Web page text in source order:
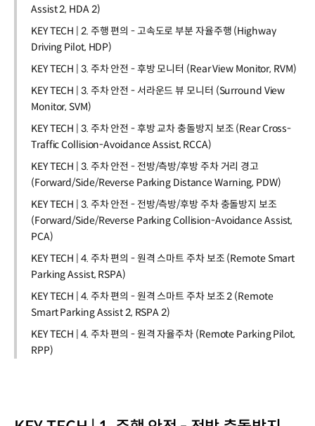
Assist 2, HDA 2)
KEY TECH | 2. 주행 편의 - 고속도로 부분 자율주행 (Highway
Driving Pilot, HDP)
KEY TECH | 3. 주차 안전 - 후방 모니터 (Rear View Monitor, RVM)
KEY TECH | 3. 주차 안전 - 서라운드 뷰 모니터 (Surround View
Monitor, SVM)
KEY TECH | 3. 주차 안전 - 후방 교차 충돌방지 보조 (Rear Cross-
Traffic Collision-Avoidance Assist, RCCA)
KEY TECH | 3. 주차 안전 - 전방/측방/후방 주차 거리 경고
(Forward/Side/Reverse Parking Distance Warning, PDW)
KEY TECH | 3. 주차 안전 - 전방/측방/후방 주차 충돌방지 보조
(Forward/Side/Reverse Parking Collision-Avoidance Assist,
PCA)
KEY TECH | 4. 주차 편의 - 원격 스마트 주차 보조 (Remote Smart
Parking Assist, RSPA)
KEY TECH | 4. 주차 편의 - 원격 스마트 주차 보조 2 (Remote
Smart Parking Assist 2, RSPA 2)
KEY TECH | 4. 주차 편의 - 원격 자율주차 (Remote Parking Pilot,
RPP)